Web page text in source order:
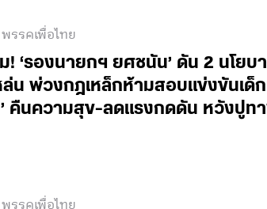
รรคเพื่อไทย
‘รองนายกฯ ยศชนัน’ ดัน 2 นโยบ
น พ่วงกฎเหล็กห้ามสอบแข่งขันเด็ก
’ คืนความสุข-ลดแรงกดดัน หวังปู